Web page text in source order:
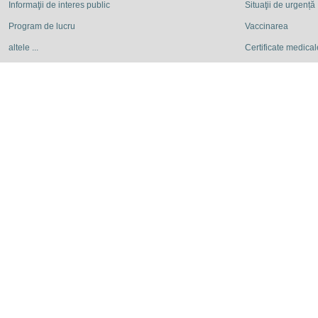
Informaţii de interes public
Program de lucru
altele ...
Situaţii de urgență
Vaccinarea
Certificate